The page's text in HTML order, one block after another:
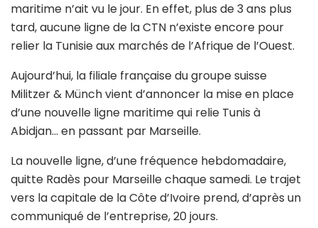
maritime n’ait vu le jour. En effet, plus de 3 ans plus
tard, aucune ligne de la CTN n’existe encore pour
relier la Tunisie aux marchés de l’Afrique de l’Ouest.
Aujourd’hui, la filiale française du groupe suisse
Militzer & Münch vient d’annoncer la mise en place
d’une nouvelle ligne maritime qui relie Tunis à
Abidjan… en passant par Marseille.
La nouvelle ligne, d’une fréquence hebdomadaire,
quitte Radès pour Marseille chaque samedi. Le trajet
vers la capitale de la Côte d’Ivoire prend, d’après un
communiqué de l’entreprise, 20 jours.